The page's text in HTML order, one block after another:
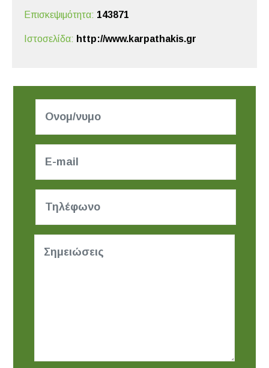
Επισκεψιμότητα: 143871
Ιστοσελίδα: http://www.karpathakis.gr